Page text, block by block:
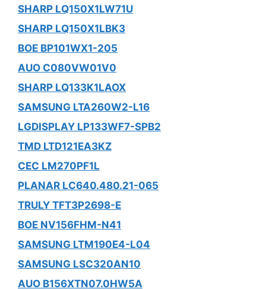
SHARP LQ150X1LW71U
SHARP LQ150X1LBK3
BOE BP101WX1-205
AUO C080VW01V0
SHARP LQ133K1LAOX
SAMSUNG LTA260W2-L16
LGDISPLAY LP133WF7-SPB2
TMD LTD121EA3KZ
CEC LM270PF1L
PLANAR LC640.480.21-065
TRULY TFT3P2698-E
BOE NV156FHM-N41
SAMSUNG LTM190E4-L04
SAMSUNG LSC320AN10
AUO B156XTN07.0HW5A